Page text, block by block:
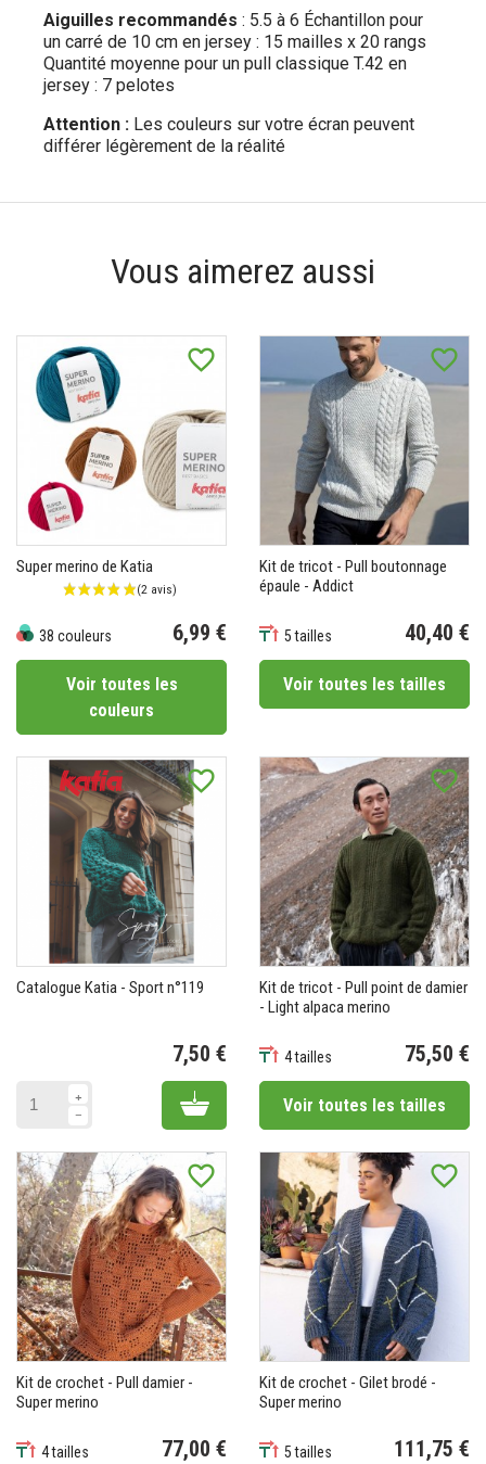
Aiguilles recommandés : 5.5 à 6 Échantillon pour
un carré de 10 cm en jersey : 15 mailles x 20 rangs
Quantité moyenne pour un pull classique T.42 en
jersey : 7 pelotes
Attention : Les couleurs sur votre écran peuvent
différer légèrement de la réalité
Vous aimerez aussi
favorite_border
Super merino de Katia
38 couleurs 6,99 €
Voir toutes les
couleurs
favorite_border
Kit de tricot - Pull boutonnage
épaule - Addict
5 tailles 40,40 €
Voir toutes les tailles
favorite_border
Catalogue Katia - Sport n°119
7,50 €
Add to cart
favorite_border
Kit de tricot - Pull point de damier
- Light alpaca merino
4 tailles 75,50 €
Voir toutes les tailles
favorite_border
Kit de crochet - Pull damier -
Super merino
4 tailles 77,00 €
favorite_border
Kit de crochet - Gilet brodé -
Super merino
5 tailles 111,75 €